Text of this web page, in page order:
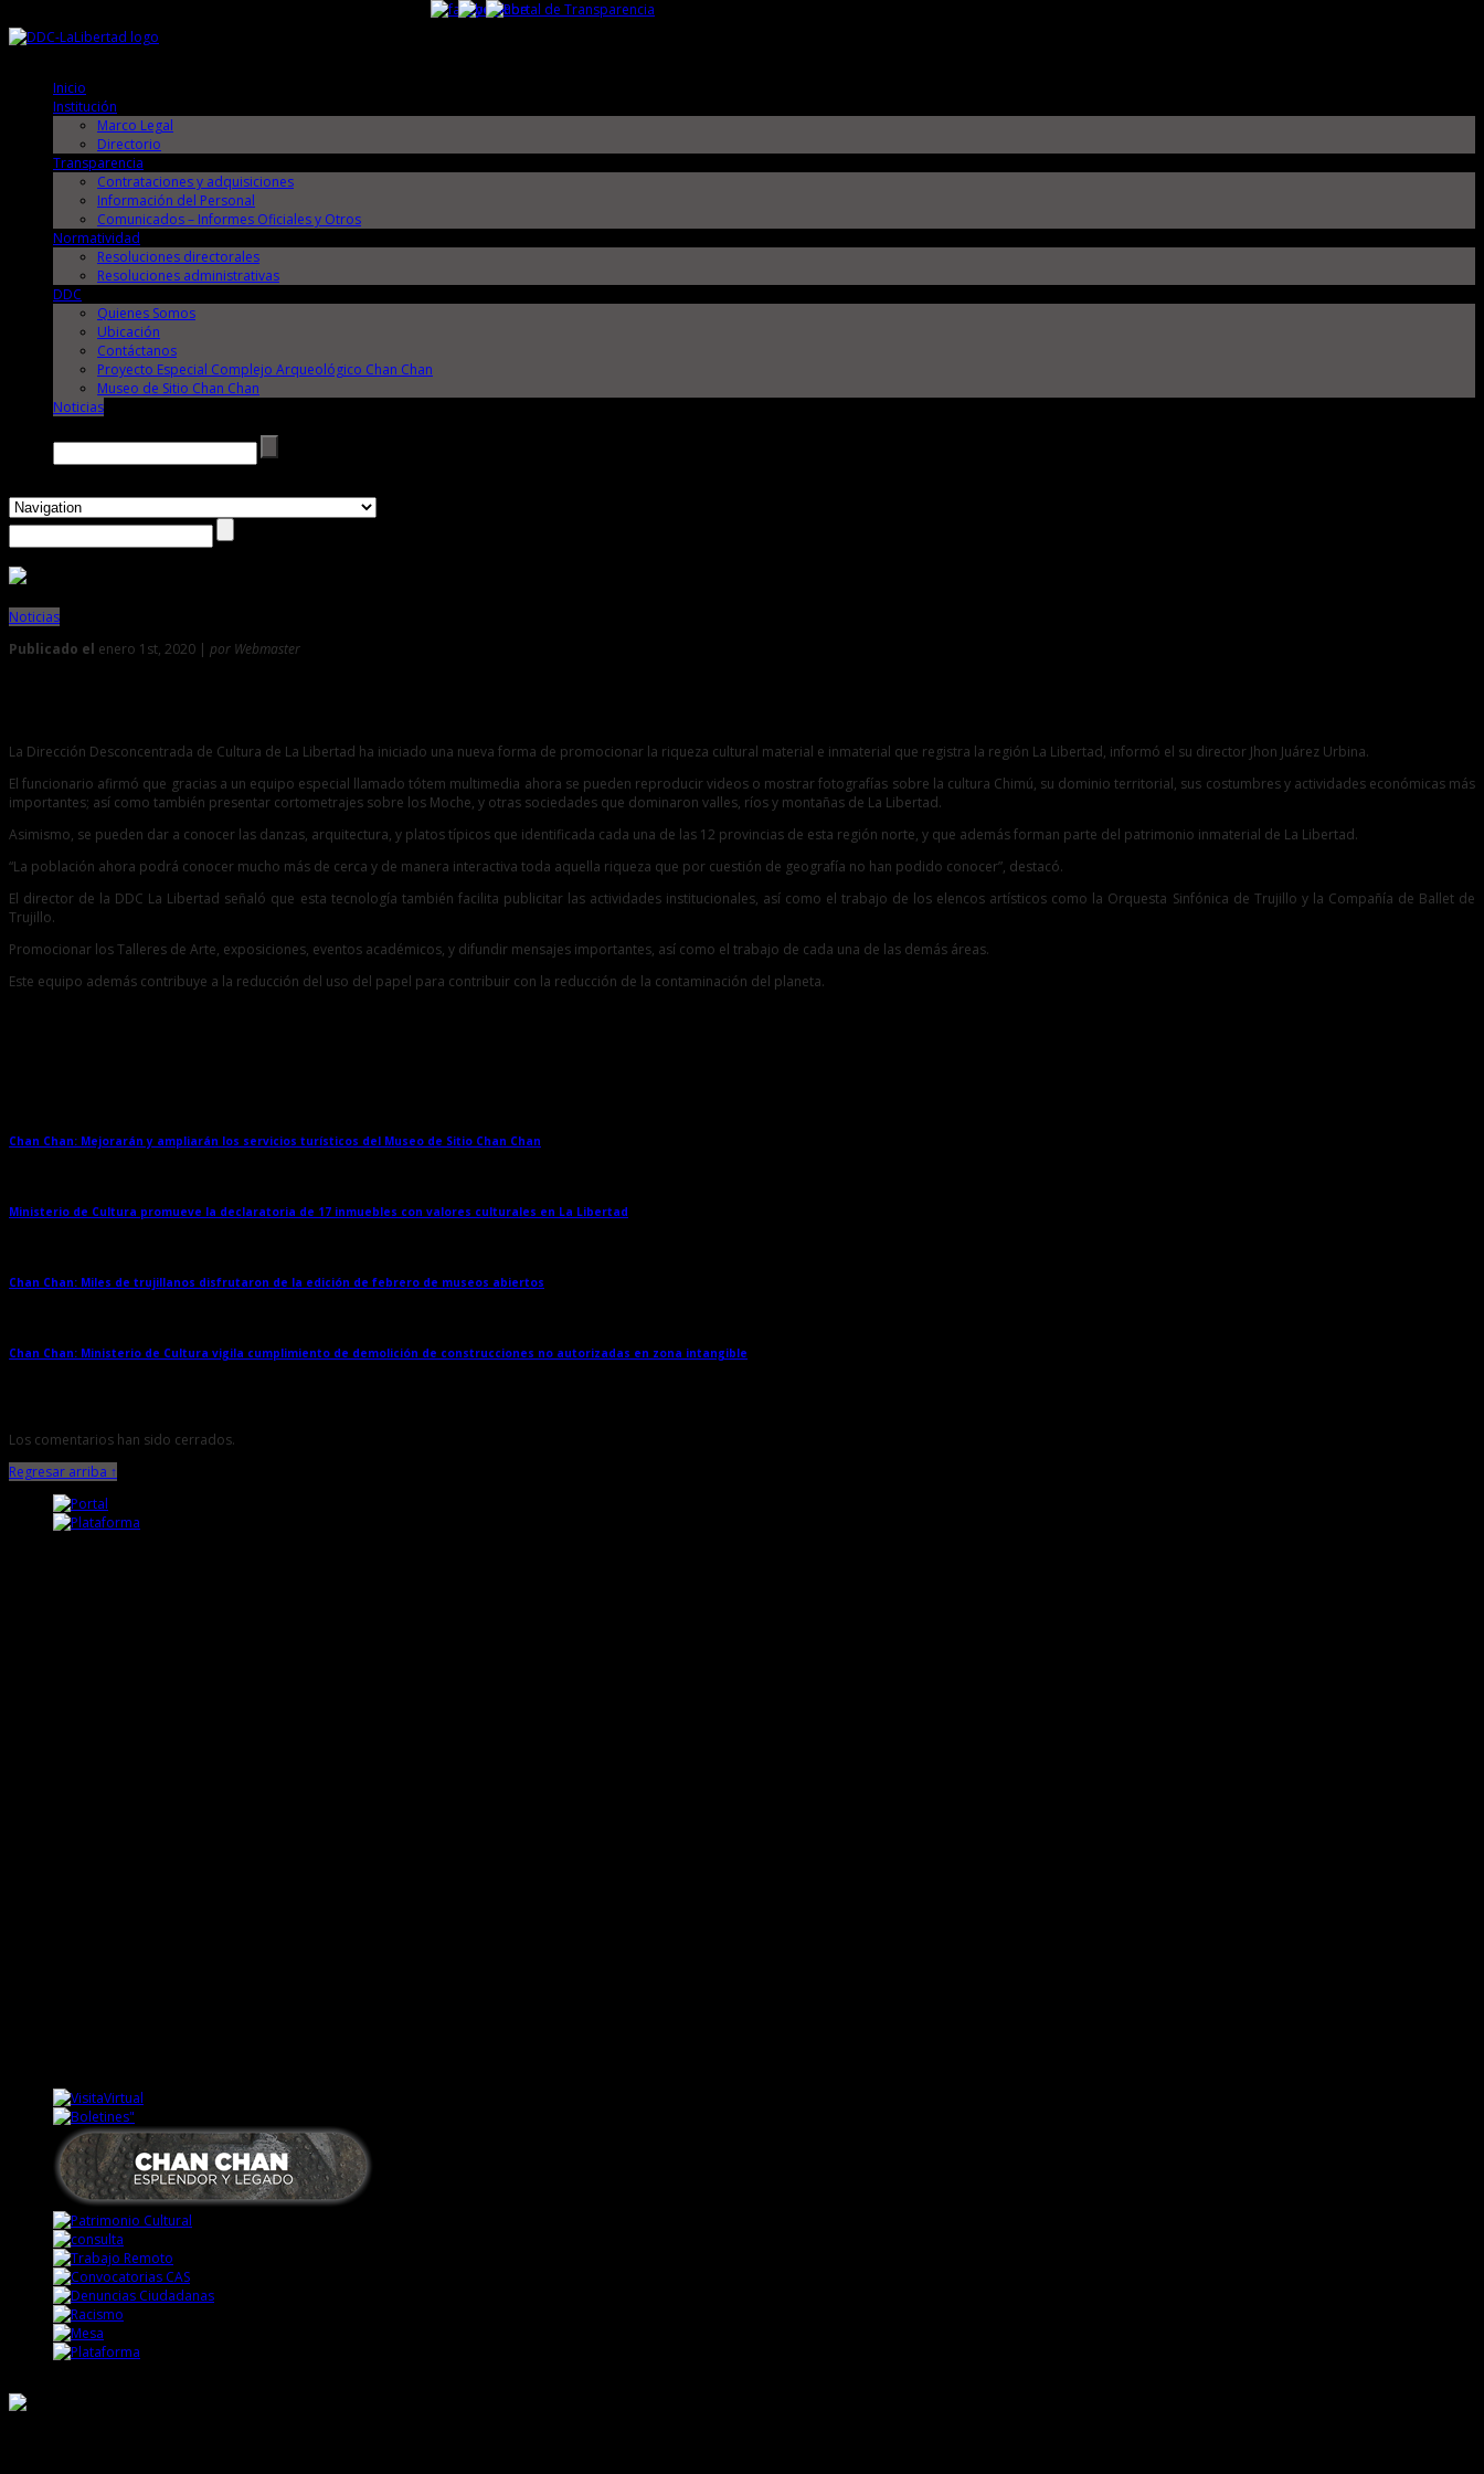
Inicio
Institución
Marco Legal
Directorio
Transparencia
Contrataciones y adquisiciones
Información del Personal
Comunicados – Informes Oficiales y Otros
Normatividad
Resoluciones directorales
Resoluciones administrativas
DDC
Quienes Somos
Ubicación
Contáctanos
Proyecto Especial Complejo Arqueológico Chan Chan
Museo de Sitio Chan Chan
Noticias
Noticias
Publicado el enero 1st, 2020 | por Webmaster
La Dirección Desconcentrada de Cultura de La Libertad ha iniciado una nueva forma de promocionar la riqueza cultural material e inmaterial que registra la región La Libertad, informó el su director Jhon Juárez Urbina.
El funcionario afirmó que gracias a un equipo especial llamado tótem multimedia ahora se pueden reproducir videos o mostrar fotografías sobre la cultura Chimú, su dominio territorial, sus costumbres y actividades económicas más
importantes; así como también presentar cortometrajes sobre los Moche, y otras sociedades que dominaron valles, ríos y montañas de La Libertad.
Asimismo, se pueden dar a conocer las danzas, arquitectura, y platos típicos que identificada cada una de las 12 provincias de esta región norte, y que además forman parte del patrimonio inmaterial de La Libertad.
“La población ahora podrá conocer mucho más de cerca y de manera interactiva toda aquella riqueza que por cuestión de geografía no han podido conocer”, destacó.
El director de la DDC La Libertad señaló que esta tecnología también facilita publicitar las actividades institucionales, así como el trabajo de los elencos artísticos como la Orquesta Sinfónica de Trujillo y la Compañía de Ballet de
Trujillo.
Promocionar los Talleres de Arte, exposiciones, eventos académicos, y difundir mensajes importantes, así como el trabajo de cada una de las demás áreas.
Este equipo además contribuye a la reducción del uso del papel para contribuir con la reducción de la contaminación del planeta.
Chan Chan: Mejorarán y ampliarán los servicios turísticos del Museo de Sitio Chan Chan
Ministerio de Cultura promueve la declaratoria de 17 inmuebles con valores culturales en La Libertad
Chan Chan: Miles de trujillanos disfrutaron de la edición de febrero de museos abiertos
Chan Chan: Ministerio de Cultura vigila cumplimiento de demolición de construcciones no autorizadas en zona intangible
Los comentarios han sido cerrados.
Regresar arriba ↑